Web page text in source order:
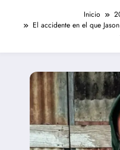
Inicio
El accidente en el que